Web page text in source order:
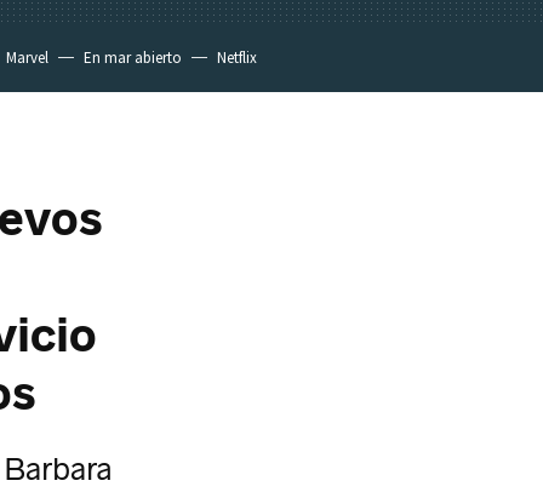
Marvel En mar abierto Netflix